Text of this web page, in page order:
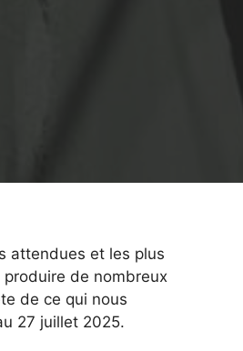
attendues et les plus
de nombreux
de ce qui nous
27 juillet 2025.